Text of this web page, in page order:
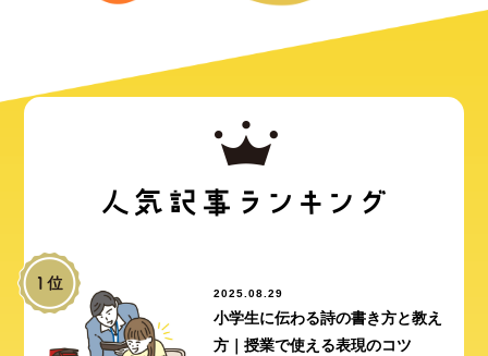
2025.08.29
小学生に伝わる詩の書き方と教え
方｜授業で使える表現のコツ